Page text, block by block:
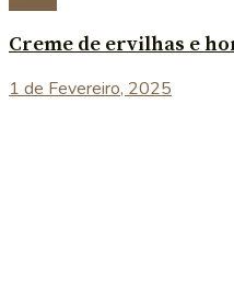
Creme de ervilhas e
1 de Fevereiro, 2025